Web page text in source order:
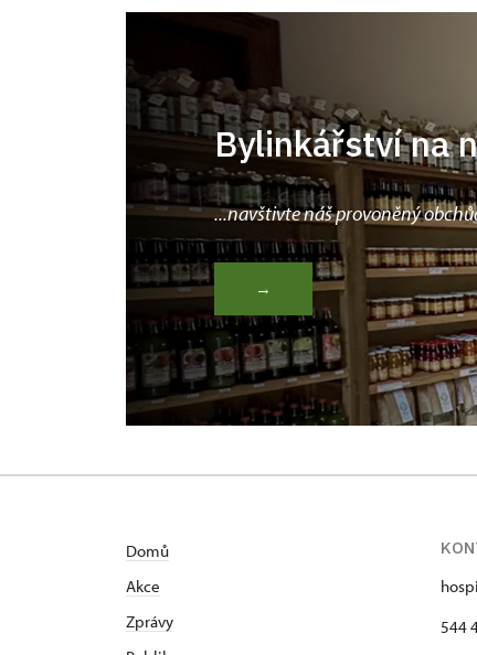
Bylinkářství na
...navštivte náš provoněný
→
Domů
Akce
Zprávy
544